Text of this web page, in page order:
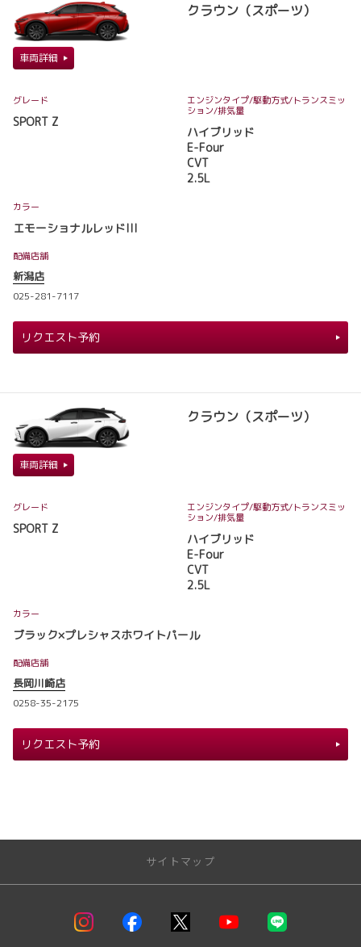
クラウン（スポーツ）
車両詳細
グレード
SPORT Z
エンジンタイプ/駆動方式/トランスミッ
ション/排気量
ハイブリッド
E-Four
CVT
2.5L
カラー
エモーショナルレッドIII
配備店舗
新潟店
025-281-7117
リクエスト予約
クラウン（スポーツ）
車両詳細
グレード
SPORT Z
エンジンタイプ/駆動方式/トランスミッ
ション/排気量
ハイブリッド
E-Four
CVT
2.5L
カラー
ブラック×プレシャスホワイトパール
配備店舗
長岡川崎店
0258-35-2175
リクエスト予約
サイトマップ